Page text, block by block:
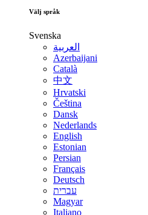
Välj språk
Svenska
العربية
Azerbaijani
Català
中文
Hrvatski
Čeština
Dansk
Nederlands
English
Estonian
Persian
Français
Deutsch
עברית
Magyar
Italiano